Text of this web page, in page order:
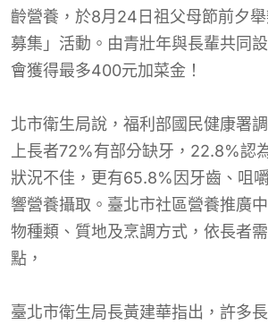
齡營養，於8月24日祖父母節前夕
募集」活動。由青壯年與長輩共同
會獲得最多400元加菜金！
北市衛生局說，福利部國民健康署
上長者72%有部分缺牙，22.8%認
狀況不佳，更有65.8%因牙齒、咀
響營養攝取。臺北市社區營養推廣
物種類、質地及烹調方式，依長者
點，
臺北市衛生局長黃建華指出，許多